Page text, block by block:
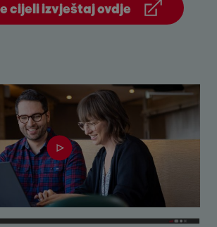
cijeli izvještaj ovdje